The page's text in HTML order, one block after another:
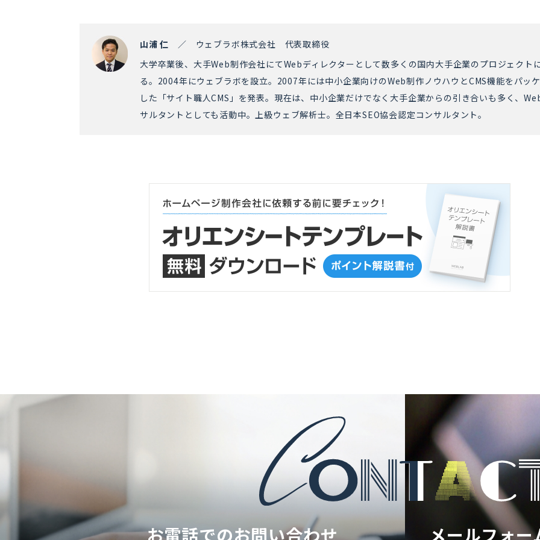
山浦 仁 ／ ウェブラボ株式会社 代表取締役
大学卒業後、大手Web制作会社にてWebディレクターとして数多くの国内大手企業のプロジェクト
る。2004年にウェブラボを設立。2007年には中小企業向けのWeb制作ノウハウとCMS機能をパッ
した「サイト職人CMS」を発表。現在は、中小企業だけでなく大手企業からの引き合いも多く、
サルタントとしても活動中。上級ウェブ解析士。全日本SEO協会認定コンサルタント。
お電話でのお問い合わせ メールフォ